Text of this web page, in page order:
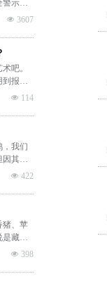
警示和
们墙绘
넶 3607
吧。
到报废
和街道
넶 114
，我们
因其对
装修市
넶 422
猪、苹
是藏
匮
넶 398